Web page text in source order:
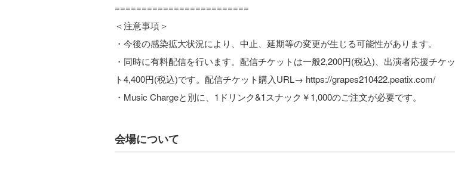
=========================
＜注意事項＞
・今後の感染拡大状況により、中止、延期等の変更が生じる可能性があります。
・同時に有料配信を行います。配信チケットは一般2,200円(税込)、出演者応援チケッ
ト4,400円(税込)です。配信チケット購入URL→ https://grapes210422.peatix.com/
・Music Chargeと別に、1ドリンク&1スナック￥1,000のご注文が必要です。
会場について